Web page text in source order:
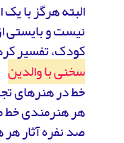
البته هرگز با
نیست و بایستی
کودک، تفسیر
سخنی با والدین
خط در هنرهای
هر هنرمندی
صد نفره آثار